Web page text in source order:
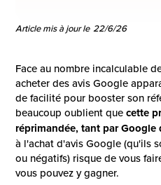
Article mis à jour le 22/6/26
Face au nombre incalculable
acheter des avis Google
de facilité pour booster son
beaucoup oublient quecette
réprimandée, tant par Google
à l'achat d'avis Google (qu'ils
ou négatifs) risque de vous
vous pouvez y gagner.